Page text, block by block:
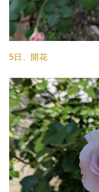
5日、開花